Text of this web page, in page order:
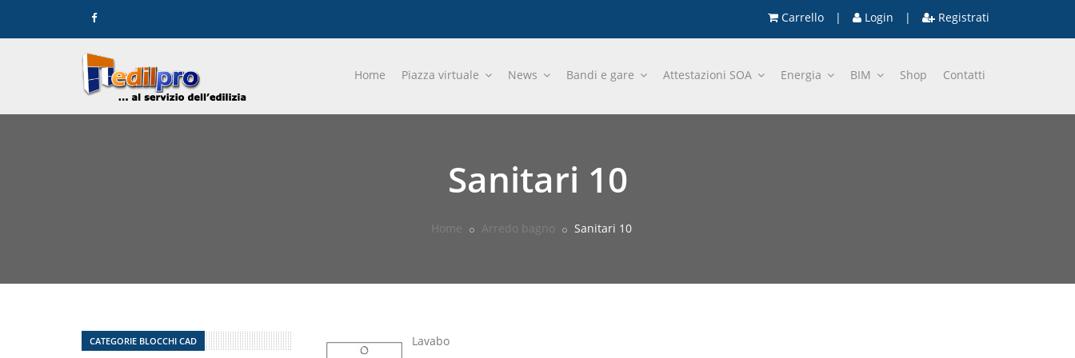
Carrello | Login | Registrati
Home Piazza virtuale News Bandi e gare Attestazioni SOA Energia BIM Shop Contatti
Sanitari 10
Home Arredo bagno Sanitari 10
Lavabo
CATEGORIE BLOCCHI CAD